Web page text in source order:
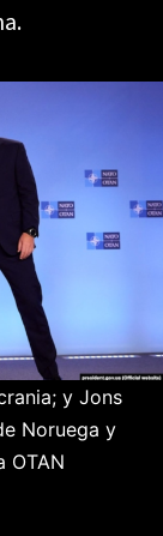
y Jons
Noruega y
OTAN